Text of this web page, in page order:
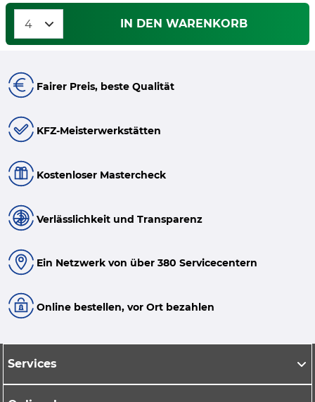
IN DEN WARENKORB
Fairer Preis, beste Qualität
KFZ-Meisterwerkstätten
Kostenloser Mastercheck
Verlässlichkeit und Transparenz
Ein Netzwerk von über 380 Servicecentern
Online bestellen, vor Ort bezahlen
Services